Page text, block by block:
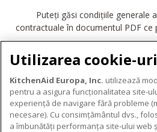
Puteți găsi condițiile generale
contractuale în documentul PDF ce
DESCĂRCARE
DESPRE KITCHENAID
Utilizarea cookie-
KitchenAid Europa, Inc. utilizează
pentru a asigura funcționalitatea site-
experiență de navigare fără probleme
necesare). Cu consimțământul dvs.,
a îmbunătăți performanța site-ului web